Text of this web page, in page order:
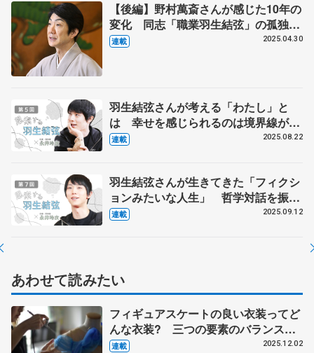
【後編】野村萬斎さんが感じた10年の
変化 同志「職業羽生結弦」の孤独、
「彼にしかできないことに突き進んで
連載 2025.04.30
羽生結弦さんが考える「わたし」と
は 幸せを感じられるのは境界線があ
るから？【第５回】
連載 2025.08.22
羽生結弦さんが生きてきた「フィクシ
ョンみたいな人生」 哲学対話を振り
返る【最終回】
連載 2025.09.12
あわせて読みたい
フィギュアスケートの良い衣装ってど
んな衣装? 三つの要素のバランスが
そろった羽生結弦さんの『ボレロ』
連載 2025.12.02